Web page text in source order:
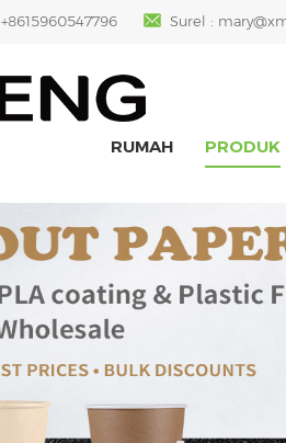
+8615960547796 Surel :
RUMAH PRODUK